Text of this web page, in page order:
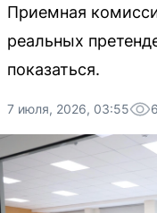
Приемная
реальных
показаться.
7 июля, 2026, 03:55 6